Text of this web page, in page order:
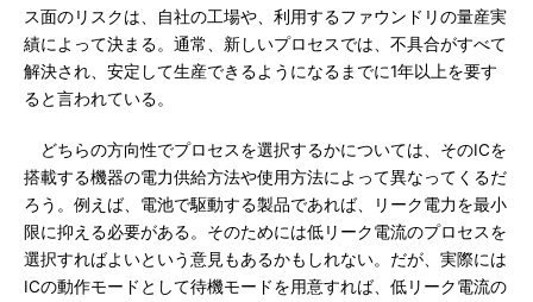
ス面のリスクは、自社の工場や、利用するファウンドリの量産実
績によって決まる。通常、新しいプロセスでは、不具合がすべて
解決され、安定して生産できるようになるまでに1年以上を要す
ると言われている。
どちらの方向性でプロセスを選択するかについては、そのICを
搭載する機器の電力供給方法や使用方法によって異なってくるだ
ろう。例えば、電池で駆動する製品であれば、リーク電力を最小
限に抑える必要がある。そのためには低リーク電流のプロセスを
選択すればよいという意見もあるかもしれない。だが、実際には
ICの動作モードとして待機モードを用意すれば、低リーク電流の